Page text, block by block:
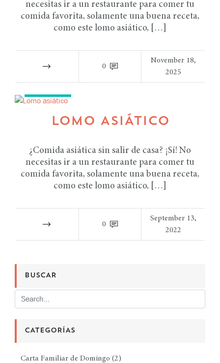
necesitas ir a un restaurante para comer tu
comida favorita, solamente una buena receta,
como este lomo asiático, […]
0
November 18,
2025
LOMO ASIÁTICO
¿Comida asiática sin salir de casa? ¡Sí! No
necesitas ir a un restaurante para comer tu
comida favorita, solamente una buena receta,
como este lomo asiático, […]
0
September 13,
2022
BUSCAR
CATEGORÍAS
Carta Familiar de Domingo (2)